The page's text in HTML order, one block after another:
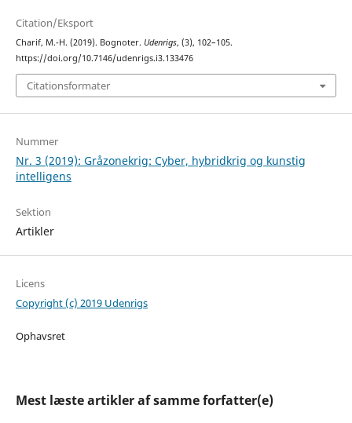
Citation/Eksport
Charif, M.-H. (2019). Bognoter. Udenrigs, (3), 102–105.
https://doi.org/10.7146/udenrigs.i3.133476
Citationsformater
Nummer
Nr. 3 (2019): Gråzonekrig: Cyber, hybridkrig og kunstig
intelligens
Sektion
Artikler
Licens
Copyright (c) 2019 Udenrigs
Ophavsret
Mest læste artikler af samme forfatter(e)